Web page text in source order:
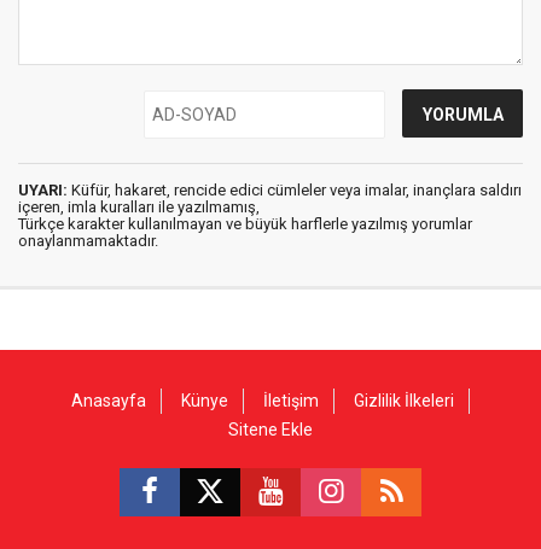
UYARI: Küfür, hakaret, rencide edici cümleler veya imalar, inançlara saldırı
içeren, imla kuralları ile yazılmamış,
Türkçe karakter kullanılmayan ve büyük harflerle yazılmış yorumlar
onaylanmamaktadır.
Anasayfa Künye İletişim
Gizlilik İlkeleri
Sitene Ekle